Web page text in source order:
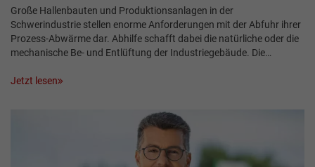
Große Hallenbauten und Produktionsanlagen in der
Schwerindustrie stellen enorme Anforderungen mit der Abfuhr ihrer
Prozess-Abwärme dar. Abhilfe schafft dabei die natürliche oder die
mechanische Be- und Entlüftung der Industriegebäude. Die…
Jetzt lesen